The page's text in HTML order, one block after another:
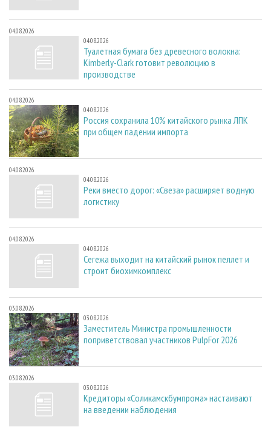
04.08.2026
04.08.2026
Туалетная бумага без древесного волокна:
Kimberly-Clark готовит революцию в
производстве
04.08.2026
04.08.2026
Россия сохранила 10% китайского рынка ЛПК
при общем падении импорта
04.08.2026
04.08.2026
Реки вместо дорог: «Свеза» расширяет водную
логистику
04.08.2026
04.08.2026
Сегежа выходит на китайский рынок пеллет и
строит биохимкомплекс
03.08.2026
03.08.2026
Заместитель Министра промышленности
поприветствовал участников PulpFor 2026
03.08.2026
03.08.2026
Кредиторы «Соликамскбумпрома» настаивают
на введении наблюдения